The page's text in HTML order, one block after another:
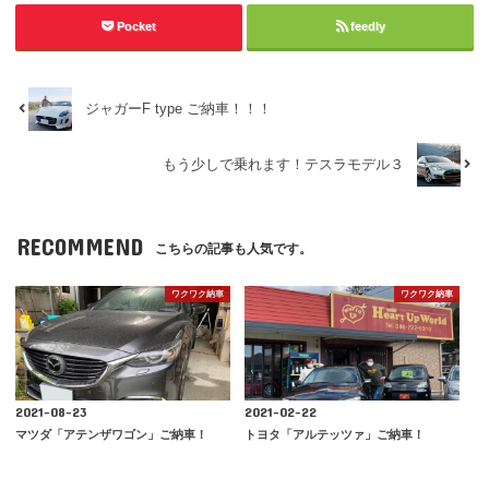
Pocket feedly
ジャガーF type ご納車！！！
もう少しで乗れます！テスラモデル３
RECOMMEND こちらの記事も人気です。
ワクワク納車
2021-08-23
マツダ「アテンザワゴン」ご納車！
ワクワク納車
2021-02-22
トヨタ「アルテッツァ」ご納車！